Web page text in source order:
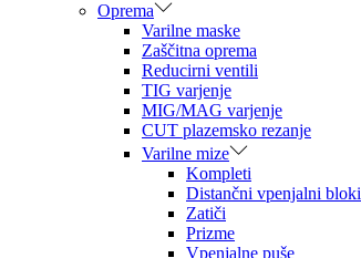
Oprema
Varilne maske
Zaščitna oprema
Reducirni ventili
TIG varjenje
MIG/MAG varjenje
CUT plazemsko rezanje
Varilne mize
Kompleti
Distančni vpenjalni bloki
Zatiči
Prizme
Vpenjalne puše